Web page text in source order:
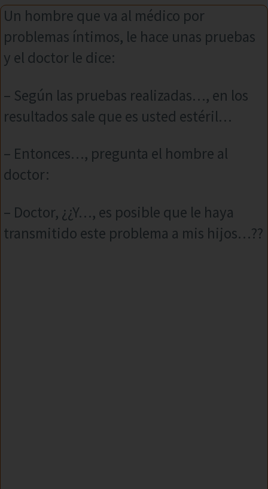
Un hombre que va al médico por
problemas íntimos, le hace unas pruebas
y el doctor le dice:
– Según las pruebas realizadas…, en los
resultados sale que es usted estéril…
– Entonces…, pregunta el hombre al
doctor:
– Doctor, ¿¿Y…, es posible que le haya
transmitido este problema a mis hijos…??